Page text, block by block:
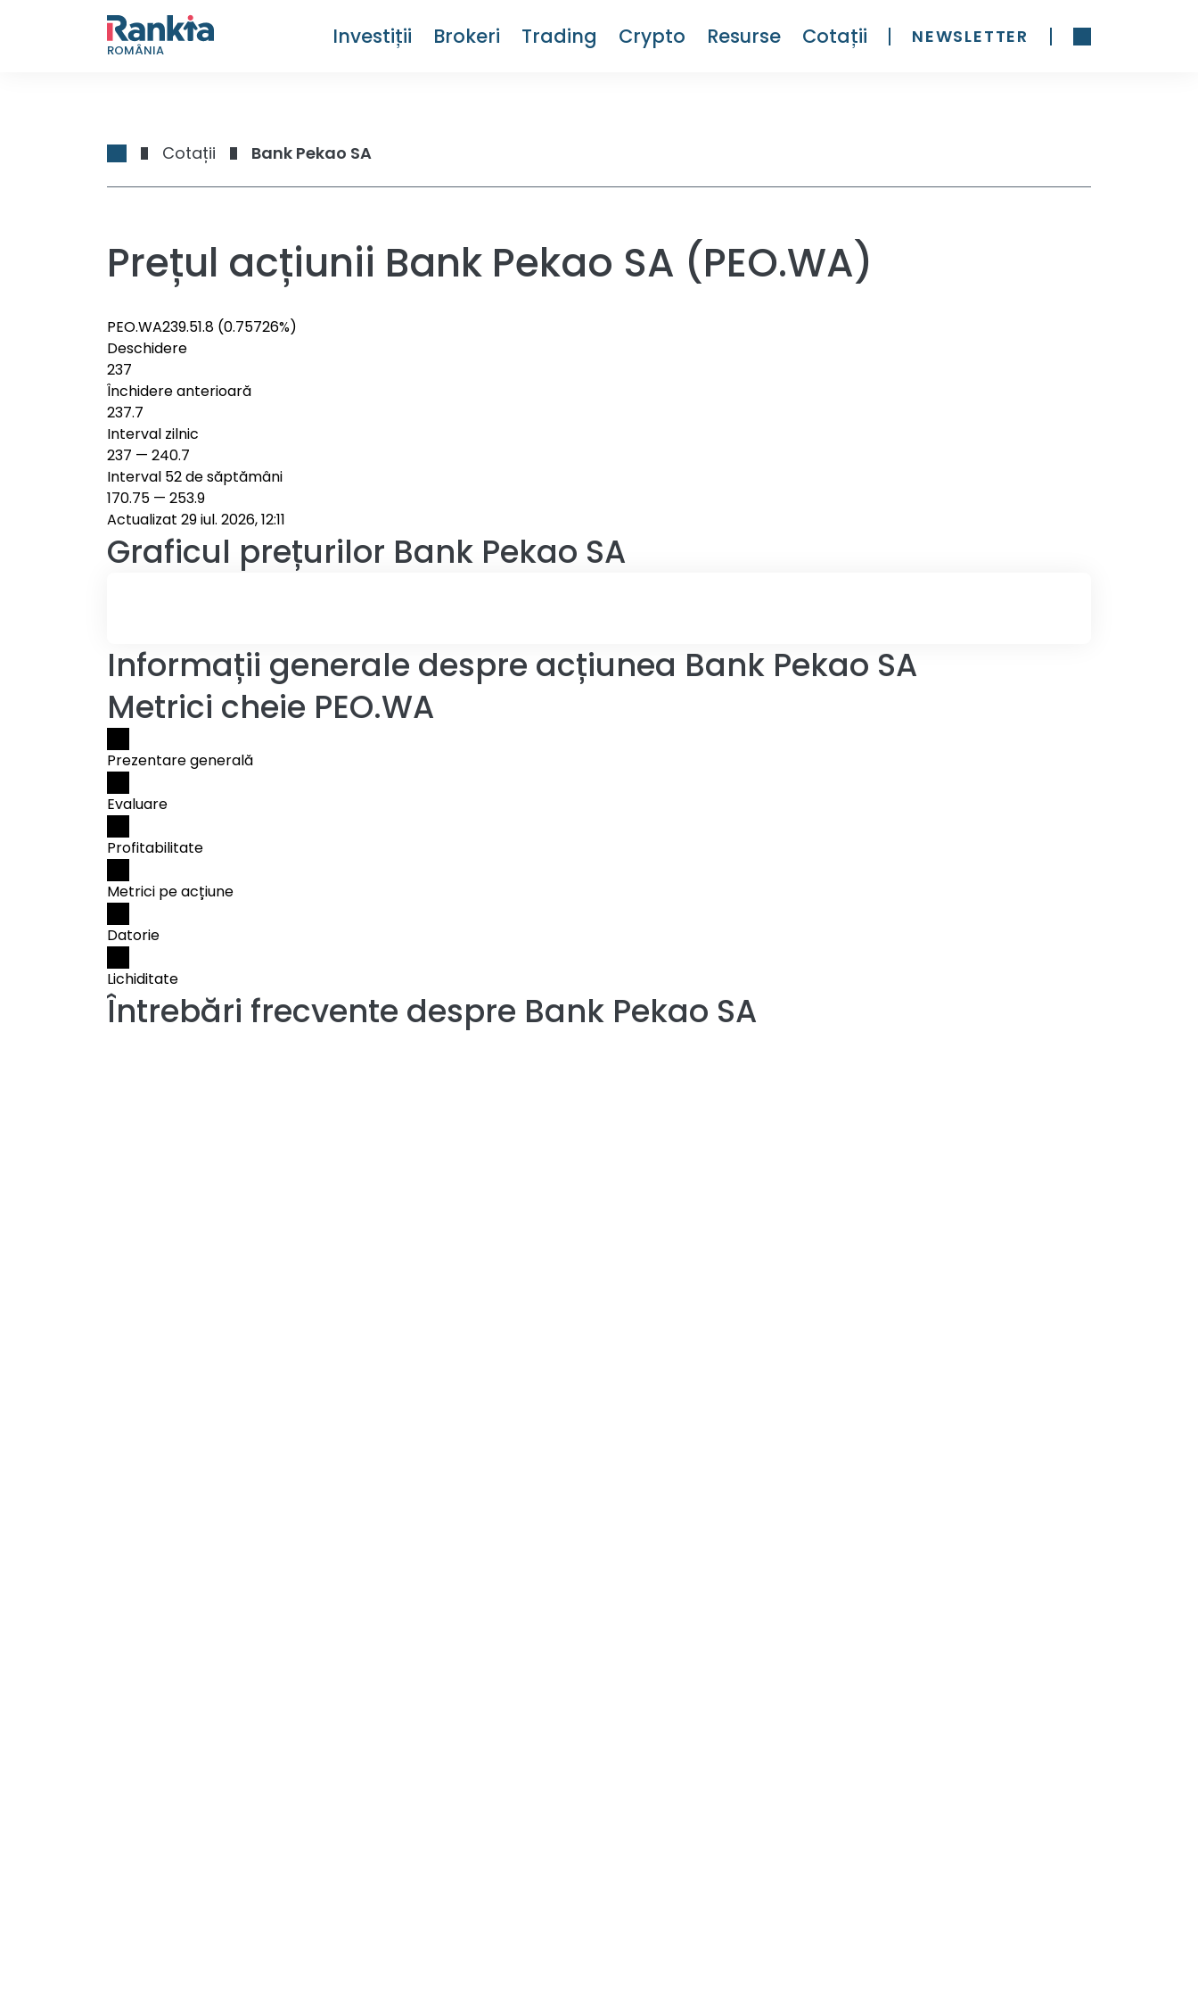
ROMÂNIA
Investiții Brokeri Trading Crypto Resurse Cotații NEWSLETTER
Cotații Bank Pekao SA
Prețul acțiunii Bank Pekao SA (PEO.WA)
PEO.WA239.51.8 (0.75726%)
Deschidere
237
Închidere anterioară
237.7
Interval zilnic
237 — 240.7
Interval 52 de săptămâni
170.75 — 253.9
Actualizat 29 iul. 2026, 12:11
Graficul prețurilor Bank Pekao SA
Informații generale despre acțiunea Bank Pekao SA
Metrici cheie PEO.WA
Prezentare generală
Evaluare
Profitabilitate
Metrici pe acțiune
Datorie
Lichiditate
Întrebări frecvente despre Bank Pekao SA